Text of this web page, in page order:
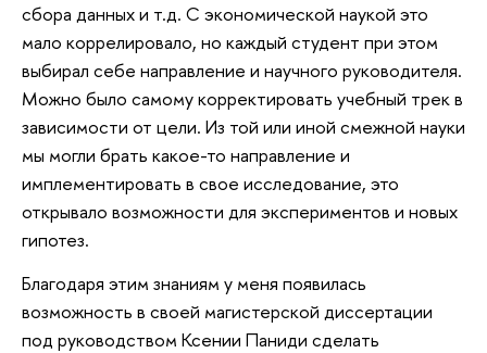
сбора данных и т.д. С экономической наукой это
мало коррелировало, но каждый студент при этом
выбирал себе направление и научного руководителя.
Можно было самому корректировать учебный трек в
зависимости от цели. Из той или иной смежной науки
мы могли брать какое-то направление и
имплементировать в свое исследование, это
открывало возможности для экспериментов и новых
гипотез.
Благодаря этим знаниям у меня появилась
возможность в своей магистерской диссертации
под руководством Ксении Паниди сделать